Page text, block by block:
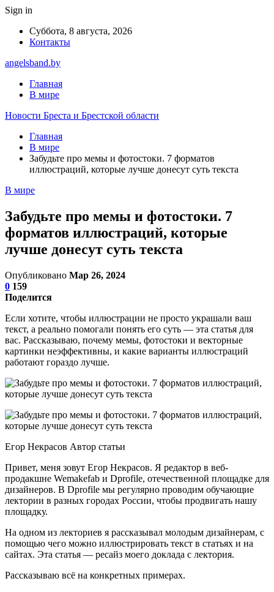
Sign in
Суббота, 8 августа, 2026
Контакты
angelsband.by
Главная
В мире
Новости Бреста и Брестской области
Главная
В мире
Забудьте про мемы и фотостоки. 7 форматов
иллюстраций, которые лучше донесут суть текста
В мире
Забудьте про мемы и фотостоки. 7
форматов иллюстраций, которые
лучше донесут суть текста
Опубликовано Мар 26, 2024
0 159
Поделится
Если хотите, чтобы иллюстрации не просто украшали ваш
текст, а реально помогали понять его суть — эта статья для
вас. Рассказываю, почему мемы, фотостоки и векторные
картинки неэффективны, и какие варианты иллюстраций
работают гораздо лучше.
Егор Некрасов Автор статьи
Привет, меня зовут Егор Некрасов. Я редактор в веб-
продакшне Wemakefab и Dprofile, отечественной площадке для
дизайнеров. В Dprofile мы регулярно проводим обучающие
лектории в разных городах России, чтобы продвигать нашу
площадку.
На одном из лекториев я рассказывал молодым дизайнерам, с
помощью чего можно иллюстрировать текст в статьях и на
сайтах. Эта статья — ресайз моего доклада с лектория.
Рассказываю всё на конкретных примерах.